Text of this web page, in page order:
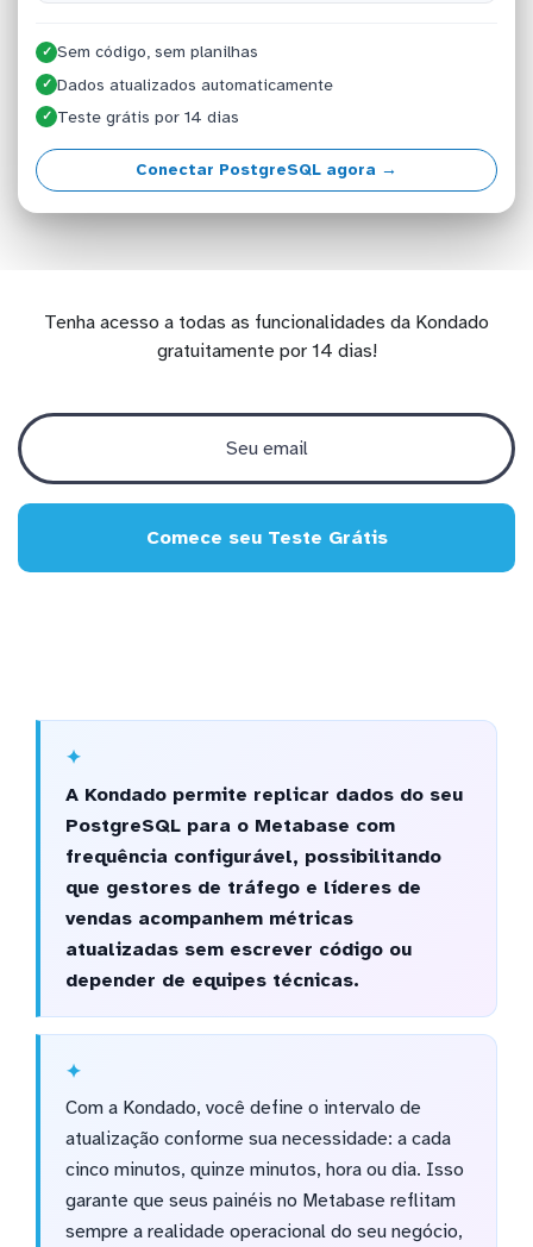
✓ Sem código, sem planilhas
✓ Dados atualizados automaticamente
✓ Teste grátis por 14 dias
Conectar PostgreSQL agora →
Tenha acesso a todas as funcionalidades da Kondado
gratuitamente por 14 dias!
Comece seu Teste Grátis
A Kondado permite replicar dados do seu
PostgreSQL para o Metabase com
frequência configurável, possibilitando
que gestores de tráfego e líderes de
vendas acompanhem métricas
atualizadas sem escrever código ou
depender de equipes técnicas.
Com a Kondado, você define o intervalo de
atualização conforme sua necessidade: a cada
cinco minutos, quinze minutos, hora ou dia. Isso
garante que seus painéis no Metabase reflitam
sempre a realidade operacional do seu negócio,